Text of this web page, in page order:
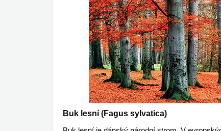
;
Buk lesní (Fagus sylvatica)